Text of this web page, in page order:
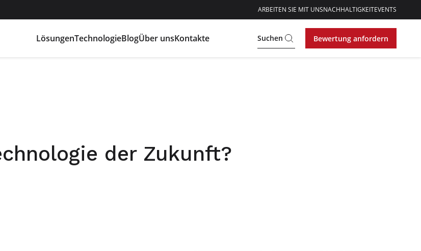
ARBEITEN SIE MIT UNSNACHHALTIGKEITEVENTS
LösungenTechnologieBlogÜber unsKontakte Suchen Bewertung anfordern
der Zukunft?